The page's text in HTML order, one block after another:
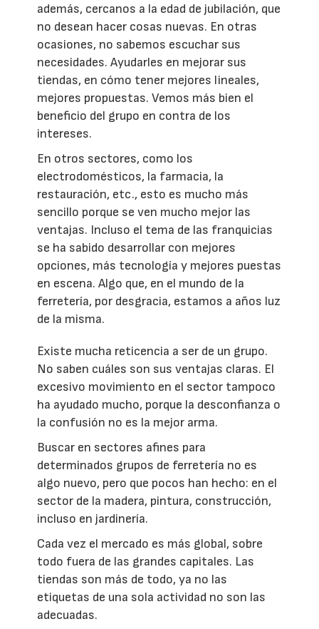
además, cercanos a la edad de jubilación, que
no desean hacer cosas nuevas. En otras
ocasiones, no sabemos escuchar sus
necesidades. Ayudarles en mejorar sus
tiendas, en cómo tener mejores lineales,
mejores propuestas. Vemos más bien el
beneficio del grupo en contra de los
intereses.
En otros sectores, como los
electrodomésticos, la farmacia, la
restauración, etc., esto es mucho más
sencillo porque se ven mucho mejor las
ventajas. Incluso el tema de las franquicias
se ha sabido desarrollar con mejores
opciones, más tecnología y mejores puestas
en escena. Algo que, en el mundo de la
ferretería, por desgracia, estamos a años luz
de la misma.
Existe mucha reticencia a ser de un grupo.
No saben cuáles son sus ventajas claras. El
excesivo movimiento en el sector tampoco
ha ayudado mucho, porque la desconfianza o
la confusión no es la mejor arma.
Buscar en sectores afines para
determinados grupos de ferretería no es
algo nuevo, pero que pocos han hecho: en el
sector de la madera, pintura, construcción,
incluso en jardinería.
Cada vez el mercado es más global, sobre
todo fuera de las grandes capitales. Las
tiendas son más de todo, ya no las
etiquetas de una sola actividad no son las
adecuadas.